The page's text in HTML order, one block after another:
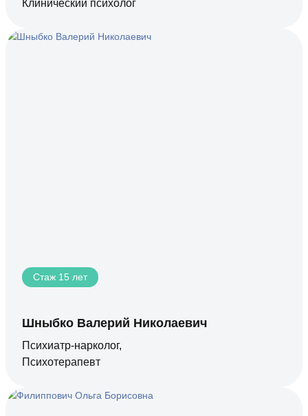
Клинический психолог
Стаж 15 лет
Шныбко Валерий Николаевич
Психиатр-нарколог,
Психотерапевт